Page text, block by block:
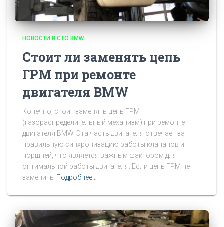
НОВОСТИ В СТО BMW
Стоит ли заменять цепь
ГРМ при ремонте
двигателя BMW
Конечно, стоит заменять цепь ГРМ
(газораспределительный механизм) при ремонте
двигателя BMW. Эта часть двигателя отвечает за
правильную синхронизацию работы клапанов и
поршней, что является важным фактором для
оптимальной работы двигателя. Если цепь ГРМ не
заменить Подробнее…